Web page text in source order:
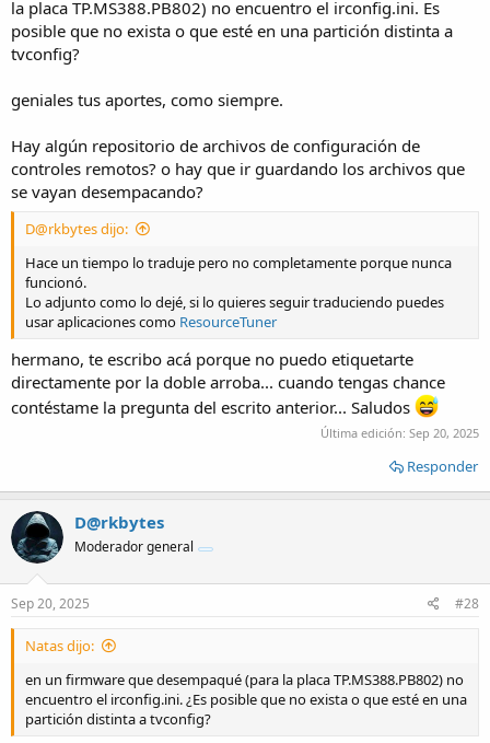
la placa TP.MS388.PB802) no encuentro el irconfig.ini. Es
posible que no exista o que esté en una partición distinta a
tvconfig?
geniales tus aportes, como siempre.
Hay algún repositorio de archivos de configuración de
controles remotos? o hay que ir guardando los archivos que
se vayan desempacando?
D@rkbytes dijo:
Hace un tiempo lo traduje pero no completamente porque nunca
funcionó.
Lo adjunto como lo dejé, si lo quieres seguir traduciendo puedes
usar aplicaciones como ResourceTuner
hermano, te escribo acá porque no puedo etiquetarte
directamente por la doble arroba... cuando tengas chance
contéstame la pregunta del escrito anterior... Saludos
Última edición: Sep 20, 2025
Responder
D@rkbytes
Moderador general
Sep 20, 2025 #28
Natas dijo:
en un firmware que desempaqué (para la placa TP.MS388.PB802) no
encuentro el irconfig.ini. ¿Es posible que no exista o que esté en una
partición distinta a tvconfig?